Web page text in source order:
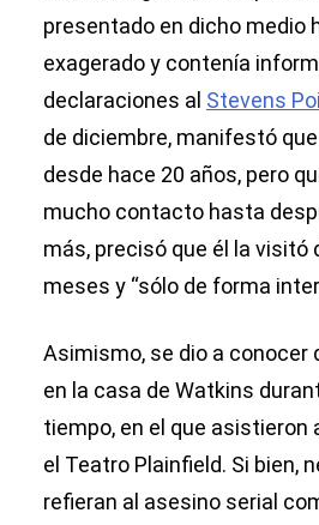
presentado en dicho medio
exagerado y contenía
declaraciones al Stevens
de diciembre, manifestó
desde hace 20 años, pero
mucho contacto hasta
más, precisó que él la visitó
meses y “sólo de forma
Asimismo, se dio a conocer
en la casa de Watkins
tiempo, en el que asistieron
el Teatro Plainfield. Si bien,
refieran al asesino serial